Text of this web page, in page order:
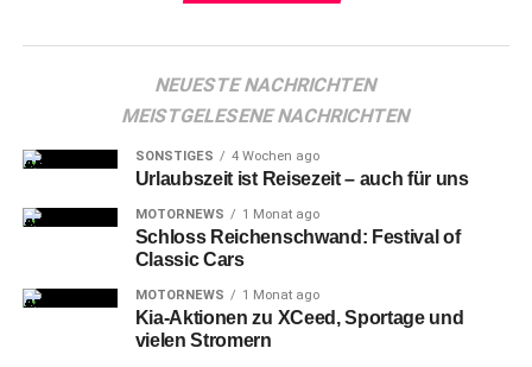
NEUESTE NACHRICHTEN
MEISTGELESENE NACHRICHTEN
SONSTIGES 4 Wochen ago
Urlaubszeit ist Reisezeit – auch für uns
MOTORNEWS 1 Monat ago
Schloss Reichenschwand: Festival of
Classic Cars
MOTORNEWS 1 Monat ago
Kia-Aktionen zu XCeed, Sportage und
vielen Stromern